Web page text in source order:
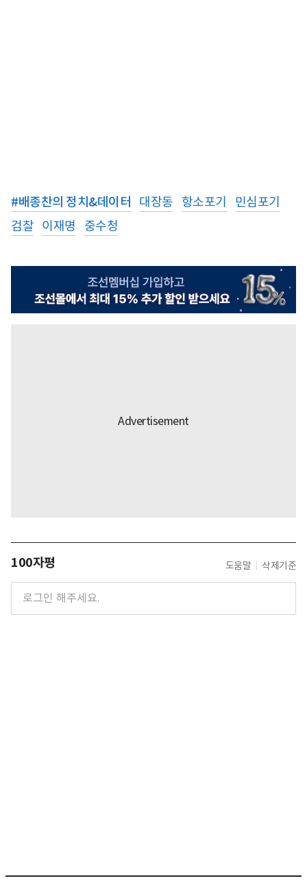
#배종찬의 정치&데이터 대장동 항소포기
민심포기
검찰 이재명 중수청
100자평 도움말 삭제기준